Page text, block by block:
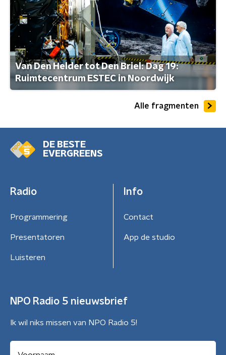
Van Den Helder tot Den Briel: Dag 19:
Ruimtecentrum ESTEC in Noordwijk
Alle fragmenten
DE BESTE
EVERGREENS
Radio
Programmering
Presentatoren
Luisteren
Info
Contact
App de studio
NPO Radio 5 nieuwsbrief
Ik wil niks missen van NPO Radio 5!